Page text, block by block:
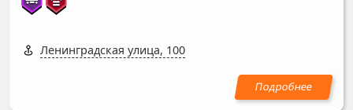
Ленинградская улица, 100